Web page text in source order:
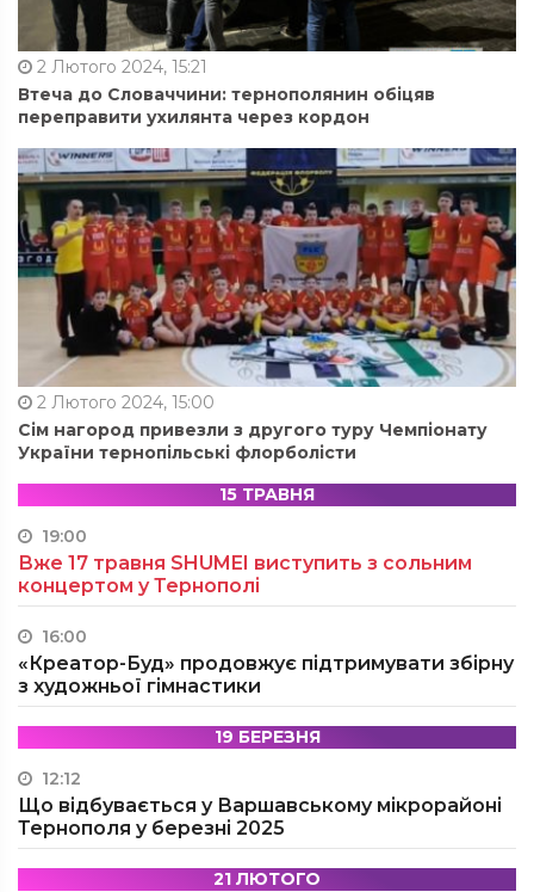
2 Лютого 2024, 15:21
Втеча до Словаччини: тернополянин обіцяв
переправити ухилянта через кордон
2 Лютого 2024, 15:00
Сім нагород привезли з другого туру Чемпіонату
України тернопільські флорболісти
15 ТРАВНЯ
19:00
Вже 17 травня SHUMEI виступить з сольним
концертом у Тернополі
16:00
«Креатор-Буд» продовжує підтримувати збірну
з художньої гімнастики
19 БЕРЕЗНЯ
12:12
Що відбувається у Варшавському мікрорайоні
Тернополя у березні 2025
21 ЛЮТОГО